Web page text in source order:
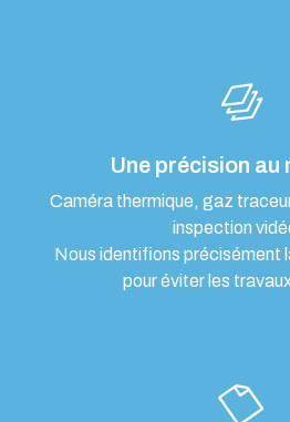
Une précision au
Caméra thermique, gaz
inspection
Nous identifions précisément
pour éviter les